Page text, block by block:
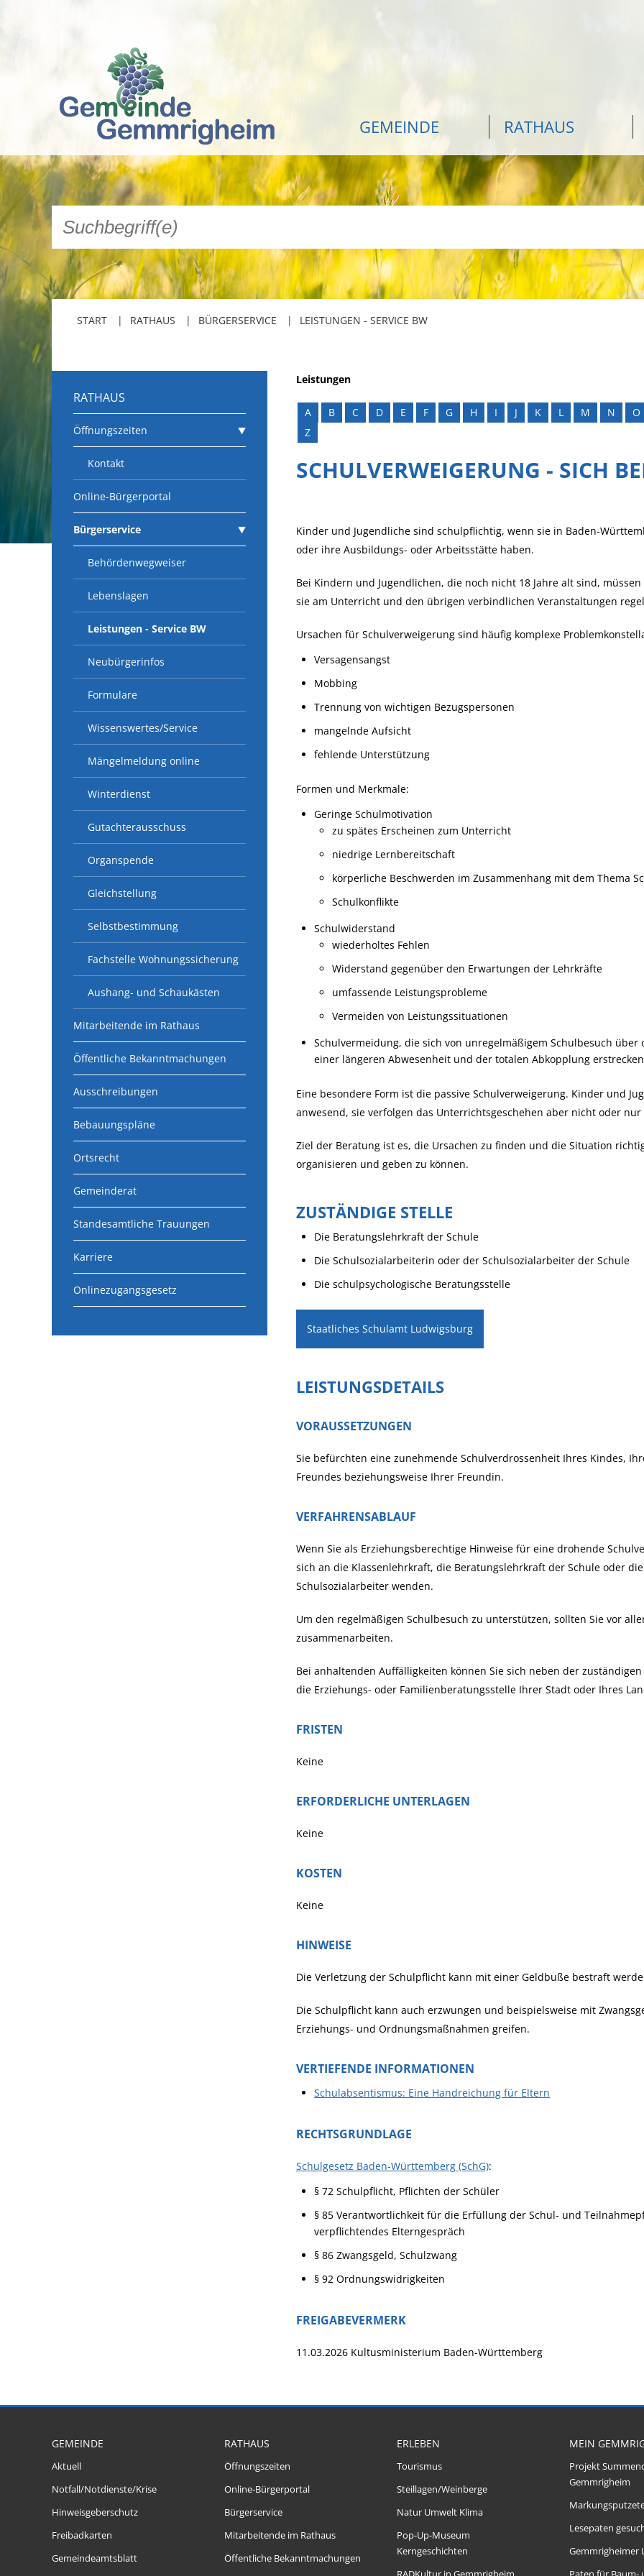
GEMEINDE RATHAUS
START RATHAUS BÜRGERSERVICE LEISTUNGEN - SERVICE BW
RATHAUS
Öffnungszeiten
Kontakt
Online-Bürgerportal
Bürgerservice
Behördenwegweiser
Lebenslagen
Leistungen - Service BW
Neubürgerinfos
Formulare
Wissenswertes/Service
Mängelmeldung online
Winterdienst
Gutachterausschuss
Organspende
Gleichstellung
Selbstbestimmung
Fachstelle Wohnungssicherung
Aushang- und Schaukästen
Mitarbeitende im Rathaus
Öffentliche Bekanntmachungen
Ausschreibungen
Bebauungspläne
Ortsrecht
Gemeinderat
Standesamtliche Trauungen
Karriere
Onlinezugangsgesetz
Leistungen
A B C D E F G H I J K L M N
O
Z
SCHULVERWEIGERUNG - SICH
Kinder und Jugendliche sind schulpflichtig, wenn sie in Baden-
oder ihre Ausbildungs- oder Arbeitsstätte haben.
Bei Kindern und Jugendlichen, die noch nicht 18 Jahre alt sind,
sie am Unterricht und den übrigen verbindlichen Veranstaltungen
Ursachen für Schulverweigerung sind häufig komplexe
Versagensangst
Mobbing
Trennung von wichtigen Bezugspersonen
mangelnde Aufsicht
fehlende Unterstützung
Formen und Merkmale:
Geringe Schulmotivation
zu spätes Erscheinen zum Unterricht
niedrige Lernbereitschaft
körperliche Beschwerden im Zusammenhang mit dem Thema
Schulkonflikte
Schulwiderstand
wiederholtes Fehlen
Widerstand gegenüber den Erwartungen der Lehrkräfte
umfassende Leistungsprobleme
Vermeiden von Leistungssituationen
Schulvermeidung, die sich von unregelmäßigem Schulbesuch
einer längeren Abwesenheit und der totalen Abkopplung
Eine besondere Form ist die passive Schulverweigerung. Kinder und
anwesend, sie verfolgen das Unterrichtsgeschehen aber nicht oder
Ziel der Beratung ist es, die Ursachen zu finden und die Situation
organisieren und geben zu können.
ZUSTÄNDIGE STELLE
Die Beratungslehrkraft der Schule
Die Schulsozialarbeiterin oder der Schulsozialarbeiter der Schule
Die schulpsychologische Beratungsstelle
Staatliches Schulamt Ludwigsburg
LEISTUNGSDETAILS
VORAUSSETZUNGEN
Sie befürchten eine zunehmende Schulverdrossenheit Ihres Kindes,
Freundes beziehungsweise Ihrer Freundin.
VERFAHRENSABLAUF
Wenn Sie als Erziehungsberechtige Hinweise für eine drohende
sich an die Klassenlehrkraft, die Beratungslehrkraft der Schule oder
Schulsozialarbeiter wenden.
Um den regelmäßigen Schulbesuch zu unterstützen, sollten Sie vor
zusammenarbeiten.
Bei anhaltenden Auffälligkeiten können Sie sich neben der
die Erziehungs- oder Familienberatungsstelle Ihrer Stadt oder Ihres
FRISTEN
Keine
ERFORDERLICHE UNTERLAGEN
Keine
KOSTEN
Keine
HINWEISE
Die Verletzung der Schulpflicht kann mit einer Geldbuße bestraft
Die Schulpflicht kann auch erzwungen und beispielsweise mit
Erziehungs- und Ordnungsmaßnahmen greifen.
VERTIEFENDE INFORMATIONEN
Schulabsentismus: Eine Handreichung für Eltern
RECHTSGRUNDLAGE
Schulgesetz Baden-Württemberg (SchG):
§ 72 Schulpflicht, Pflichten der Schüler
§ 85 Verantwortlichkeit für die Erfüllung der Schul- und
verpflichtendes Elterngespräch
§ 86 Zwangsgeld, Schulzwang
§ 92 Ordnungswidrigkeiten
FREIGABEVERMERK
11.03.2026 Kultusministerium Baden-Württemberg
GEMEINDE
Aktuell
Notfall/Notdienste/Krise
Hinweisgeberschutz
Freibadkarten
Gemeindeamtsblatt
RATHAUS
Öffnungszeiten
Online-Bürgerportal
Bürgerservice
Mitarbeitende im Rathaus
Öffentliche Bekanntmachungen
ERLEBEN
Tourismus
Steillagen/Weinberge
Natur Umwelt Klima
Pop-Up-Museum
Kerngeschichten
MEIN
Projekt
Gemmrigheim
Lesepaten
Gemmrigheimer